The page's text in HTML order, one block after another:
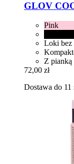
GLOV
Pink
Loki bez
Z pianką
72,00 zł
Dostawa do 11